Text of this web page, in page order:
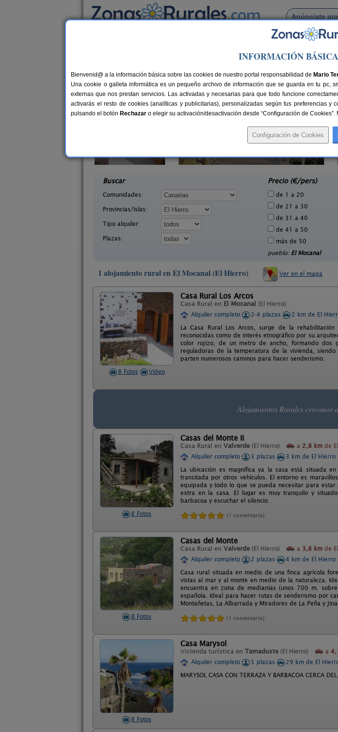
Anúnciate
Busca por pueblo
> El Mocanal
Casas Rurales en El Mocanal
18 €
Casas del Monte
Buscar
Comunidades:
Provincias/Islas:
Tipo alquiler:
Plazas:
Precio (€/pers)
de 1 a 20
de 21 a 30
de 31 a 40
de 41 a 50
más de 50
pueblo: El Mocanal
1 alojamiento rural en El Mocanal (El Hierro) Ver en el mapa
8 Fotos Video
Casa Rural Los Arcos
Casa Rural en El Mocanal (El Hierro)
Alquiler completo
2-4 plazas
2 km de El
La Casa Rural Los Arcos, surge de la
reconocidas como de interés etnográfico por su
color rojizo, de un metro de ancho, formando dos
reguladoras de la temperatura de la vivienda,
parten numerosos caminos para hacer senderismo.
Alojamientos Rurales cercanos a
8 Fotos
Casas del Monte II
Casa Rural en Valverde (El Hierro) a 2,8 km de
Alquiler completo
3 plazas
3 km de El Hierro
La ubicación es magnífica ya la casa está situada
transitada por otros vehículos. El entorno es
equipada y todo lo que se pueda necesitar para
extra en la casa. El lugar es muy tranquilo y
barbacoa y escuchar el silencio.
(1 comentario)
8 Fotos
Casas del Monte
Casa Rural en Valverde (El Hierro) a 3,8 km de
Alquiler completo
2 plazas
4 km de El Hierro
Casa rural situada en medio de una finca agrícola
vistas al mar y al monte en medio de la naturaleza.
encuentra en zona de medianías (unos 700 m.
española. Ideal para hacer rutas de senderismo por
Montañetas, La Albarrada y Miradores de La Peña y
(1 comentario)
8 Fotos
Casa Marysol
Vivienda turística en Tamaduste (El Hierro) a
Alquiler completo
5 plazas
29 km de El
MARYSOL CASA CON TERRAZA Y BARBACOA CERCA
INFORMACIÓN
Bienvenid@ a la información básica sobre las cookies de nuestro portal responsabilidad de Mario
Una cookie o galleta informática es un pequeño archivo de información que se guarda en tu pc,
externas que nos prestan servicios. Las activadas y necesarias para que todo funcione
activarás el resto de cookies (analíticas y publicitarias), personalizadas según tus preferencias
pulsando el botón Rechazar o elegir su activación/desactivación desde “Configuración de